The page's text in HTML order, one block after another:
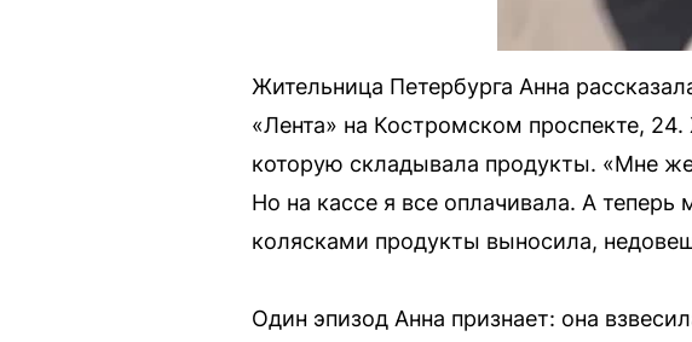
Жительница Петербурга Анна
«Лента» на Костромском проспекте,
которую складывала продукты. «Мне
Но на кассе я все оплачивала. А
колясками продукты выносила,
Один эпизод Анна признает: она